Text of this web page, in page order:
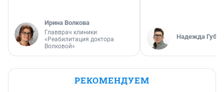
Ирина Волкова
Главврач клиники
«Реабилитация доктора
Волковой»
Надежда
РЕКОМЕНДУЕМ